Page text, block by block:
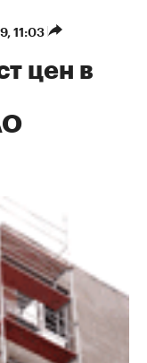
11:03
цен в